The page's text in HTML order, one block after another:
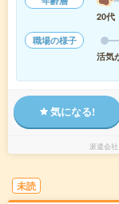
20代
職場の様子
活気
気になる!
派遣会社
未読